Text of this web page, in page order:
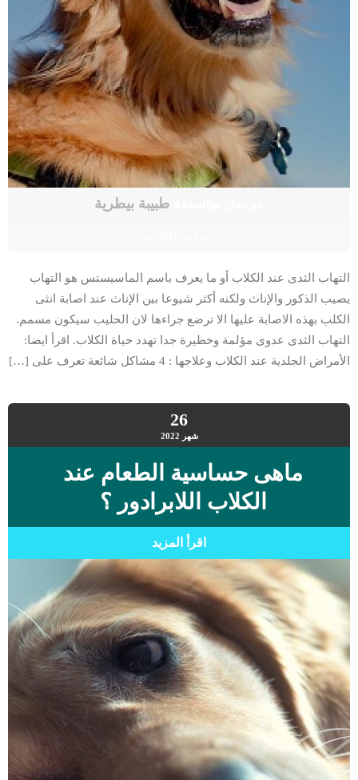
طبيبة بيطرية
التهاب الثدى عند الكلاب أو ما يعرف باسم الماسيستس هو التهاب
يصيب الذكور والإناث ولكنه أكثر شيوعا بين الإناث عند اصابة انثى
الكلب بهذه الاصابة عليها الا ترضع جراءها لان الحليب سيكون مسمم.
التهاب الثدى عدوى مؤلمة وخطيرة جدا تهدد حياة الكلاب. اقرأ ايضا:
الأمراض الجلدية عند الكلاب وعلاجها : 4 مشاكل شائعة تعرف على […]
26
شهر 2022
ماهى حساسية الطعام عند
الكلاب اللابرادور ؟
اقرأ المزيد